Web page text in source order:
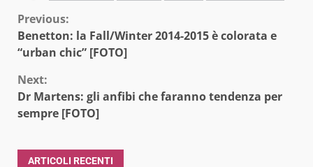
Continue
Reading
Previous:
Benetton: la Fall/Winter 2014-2015 è colorata e
“urban chic” [FOTO]
Next:
Dr Martens: gli anfibi che faranno tendenza per
sempre [FOTO]
ARTICOLI RECENTI